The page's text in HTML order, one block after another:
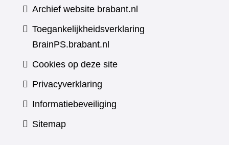
Archief website brabant.nl
Toegankelijkheidsverklaring
BrainPS.brabant.nl
Cookies op deze site
Privacyverklaring
Informatiebeveiliging
Sitemap